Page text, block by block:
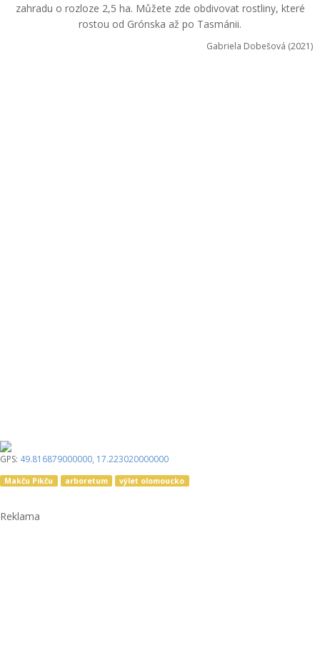
zahradu o rozloze 2,5 ha. Můžete zde obdivovat rostliny, které
rostou od Grónska až po Tasmánii.
Gabriela Dobešová (2021)
GPS: 49.816879000000, 17.223020000000
Makču Pikču arboretum výlet olomoucko
Reklama